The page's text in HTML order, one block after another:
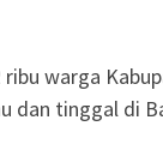
warga
dan tinggal di